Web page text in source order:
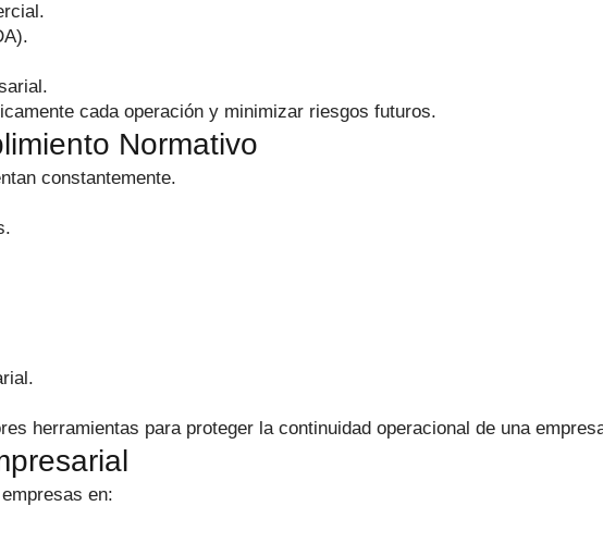
cada operación y minimizar riesgos futuros.
Normativo
constantemente.
herramientas para proteger la continuidad operacional de una
en: